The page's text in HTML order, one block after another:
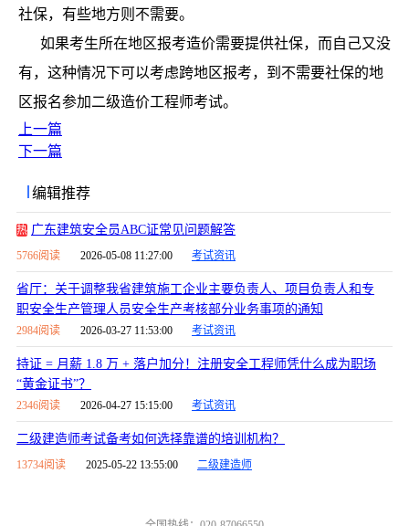
社保，有些地方则不需要。
如果考生所在地区报考造价需要提供社保，而自己又没
有，这种情况下可以考虑跨地区报考，到不需要社保的地
区报名参加二级造价工程师考试。
上一篇
下一篇
编辑推荐
热 广东建筑安全员ABC证常见问题解答
5766阅读 2026-05-08 11:27:00 考试资讯
省厅：关于调整我省建筑施工企业主要负责人、项目负责人和专
职安全生产管理人员安全生产考核部分业务事项的通知
2984阅读 2026-03-27 11:53:00 考试资讯
持证 = 月薪 1.8 万 + 落户加分！注册安全工程师凭什么成为职场
“黄金证书”？
2346阅读 2026-04-27 15:15:00 考试资讯
二级建造师考试备考如何选择靠谱的培训机构？
13734阅读 2025-05-22 13:55:00 二级建造师